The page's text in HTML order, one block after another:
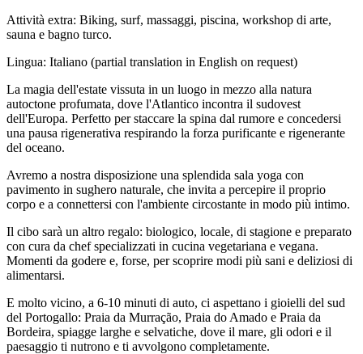
Attività extra: Biking, surf, massaggi, piscina, workshop di arte,
sauna e bagno turco.
Lingua: Italiano (partial translation in English on request)
La magia dell'estate vissuta in un luogo in mezzo alla natura
autoctone profumata, dove l'Atlantico incontra il sudovest
dell'Europa. Perfetto per staccare la spina dal rumore e concedersi
una pausa rigenerativa respirando la forza purificante e rigenerante
del oceano.
Avremo a nostra disposizione una splendida sala yoga con
pavimento in sughero naturale, che invita a percepire il proprio
corpo e a connettersi con l'ambiente circostante in modo più intimo.
Il cibo sarà un altro regalo: biologico, locale, di stagione e preparato
con cura da chef specializzati in cucina vegetariana e vegana.
Momenti da godere e, forse, per scoprire modi più sani e deliziosi di
alimentarsi.
E molto vicino, a 6-10 minuti di auto, ci aspettano i gioielli del sud
del Portogallo: Praia da Murração, Praia do Amado e Praia da
Bordeira, spiagge larghe e selvatiche, dove il mare, gli odori e il
paesaggio ti nutrono e ti avvolgono completamente.​